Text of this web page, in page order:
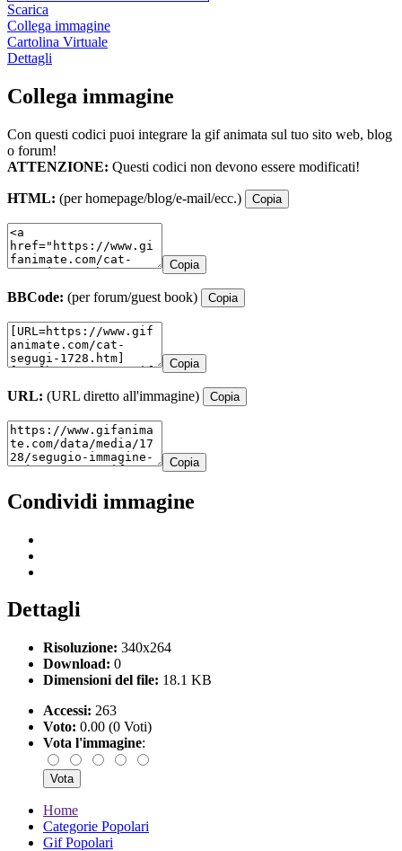
Scarica
Collega immagine
Cartolina Virtuale
Dettagli
Collega immagine
Con questi codici puoi integrare la gif animata sul tuo sito web, blog
o forum!
ATTENZIONE: Questi codici non devono essere modificati!
HTML: (per homepage/blog/e-mail/ecc.) Copia
Copia
BBCode: (per forum/guest book) Copia
Copia
URL: (URL diretto all'immagine) Copia
Copia
Condividi immagine
Dettagli
Risoluzione: 340x264
Download: 0
Dimensioni del file: 18.1 KB
Accessi: 263
Voto: 0.00 (0 Voti)
Vota l'immagine:
Home
Categorie Popolari
Gif Popolari